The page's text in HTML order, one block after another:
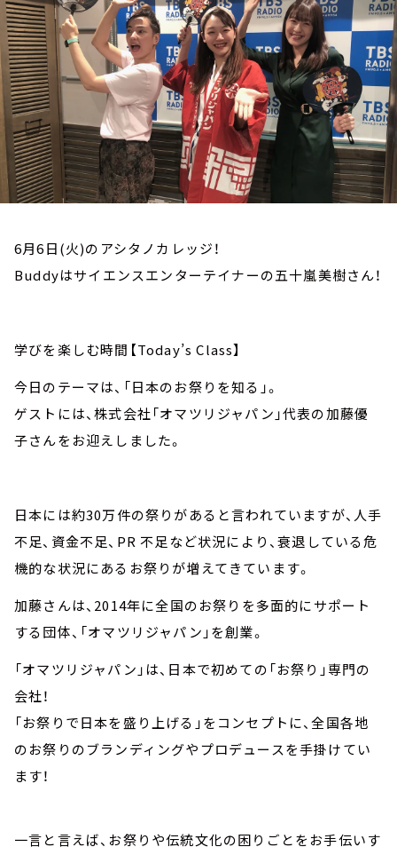
YouTube
会社情報
6月6日(火)のアシタノカレッジ！
Buddyはサイエンスエンターテイナーの五十嵐美樹さん！
学びを楽しむ時間【Today’s Class】
今日のテーマは、「日本のお祭りを知る」。
ゲストには、株式会社「オマツリジャパン」代表の加藤優
子さんをお迎えしました。
日本には約30万件の祭りがあると言われていますが、人手
不足、資金不足、PR 不足など状況により、衰退している危
機的な状況にあるお祭りが増えてきています。
加藤さんは、2014年に全国のお祭りを多面的にサポート
する団体、「オマツリジャパン」を創業。
「オマツリジャパン」は、日本で初めての「お祭り」専門の
会社！
「お祭りで日本を盛り上げる」をコンセプトに、全国各地
のお祭りのブランディングやプロデュースを手掛けてい
ます！
一言と言えば、お祭りや伝統文化の困りごとをお手伝いす